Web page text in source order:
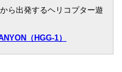
ら出発するヘリコプター遊
（HGG-1）